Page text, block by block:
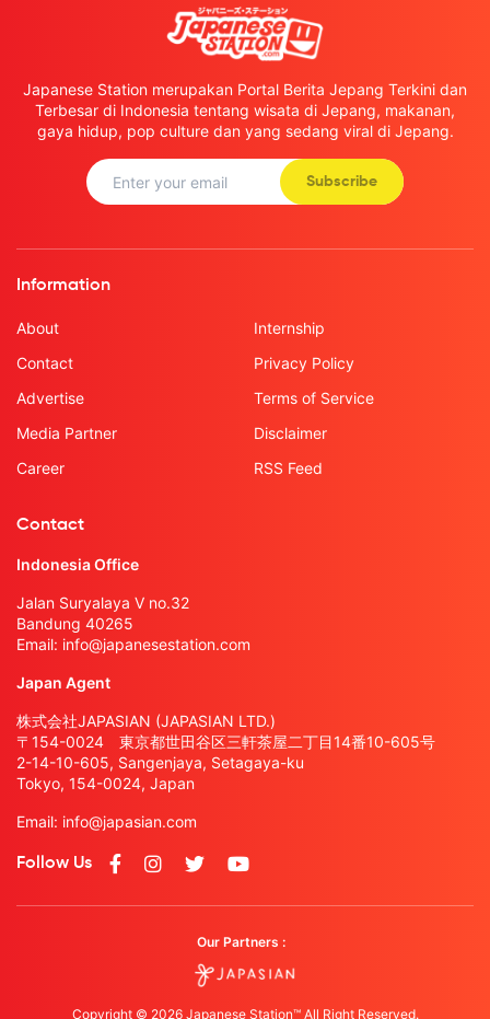
Japanese Station merupakan Portal Berita Jepang Terkini dan
Terbesar di Indonesia tentang wisata di Jepang, makanan,
gaya hidup, pop culture dan yang sedang viral di Jepang.
Subscribe
Information
About
Contact
Advertise
Media Partner
Career
Internship
Privacy Policy
Terms of Service
Disclaimer
RSS Feed
Contact
Indonesia Office
Jalan Suryalaya V no.32
Bandung 40265
Email: info@japanesestation.com
Japan Agent
株式会社JAPASIAN (JAPASIAN LTD.)
〒154-0024 東京都世田谷区三軒茶屋二丁目14番10-605号
2-14-10-605, Sangenjaya, Setagaya-ku
Tokyo, 154-0024, Japan
Email: info@japasian.com
Follow Us
Our Partners :
Copyright © 2026 Japanese Station™ All Right Reserved.